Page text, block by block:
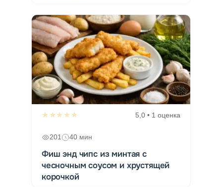
★★★★★ 5,0 • 1 оценка
201 40 мин
Фиш энд чипс из минтая с
чесночным соусом и хрустящей
корочкой